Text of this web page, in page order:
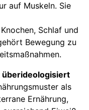
auf Muskeln. Sie
Schlaf und
Bewegung zu
überideologisiert
als
Ernährung,